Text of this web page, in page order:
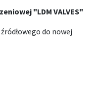
"LDM VALVES"
do nowej